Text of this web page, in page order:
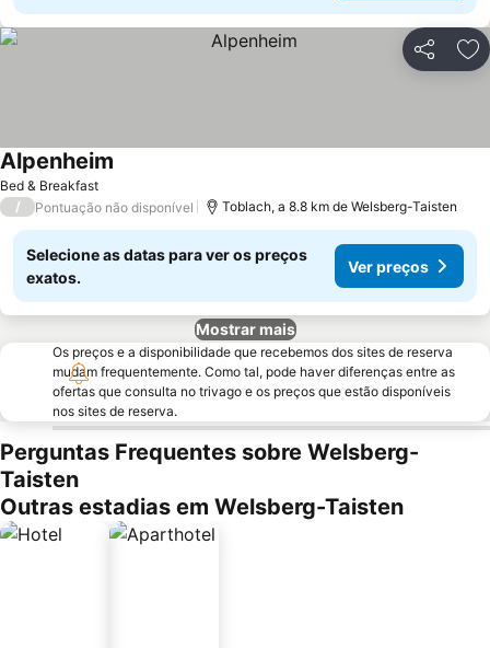
Partilhar
Bed & Breakfast
Alpenheim
/ Pontuação não disponível Toblach, a 8.8 km de Welsberg-Taisten
Selecione as datas para ver os preços
exatos.
Ver preços
Mostrar mais
Os preços e a disponibilidade que recebemos dos sites de reserva
mudam frequentemente. Como tal, pode haver diferenças entre as
ofertas que consulta no trivago e os preços que estão disponíveis
nos sites de reserva.
Perguntas Frequentes sobre Welsberg-
Taisten
Outras estadias em Welsberg-Taisten